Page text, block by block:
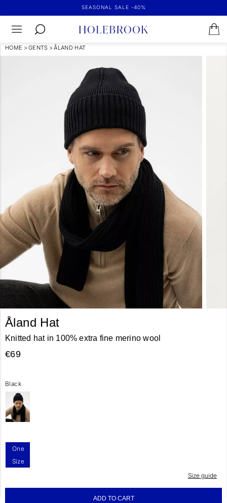
SEASONAL SALE -40%
HOME > GENTS > ÅLAND HAT
Åland Hat
Knitted hat in 100% extra fine merino wool
€69
Black
One
Size
Size guide
ADD TO CART